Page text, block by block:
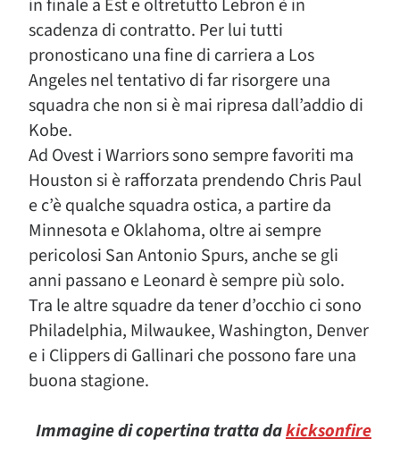
in finale a Est e oltretutto Lebron è in
scadenza di contratto. Per lui tutti
pronosticano una fine di carriera a Los
Angeles nel tentativo di far risorgere una
squadra che non si è mai ripresa dall’addio di
Kobe.
Ad Ovest i Warriors sono sempre favoriti ma
Houston si è rafforzata prendendo Chris Paul
e c’è qualche squadra ostica, a partire da
Minnesota e Oklahoma, oltre ai sempre
pericolosi San Antonio Spurs, anche se gli
anni passano e Leonard è sempre più solo.
Tra le altre squadre da tener d’occhio ci sono
Philadelphia, Milwaukee, Washington, Denver
e i Clippers di Gallinari che possono fare una
buona stagione.
Immagine di copertina tratta dakicksonfire